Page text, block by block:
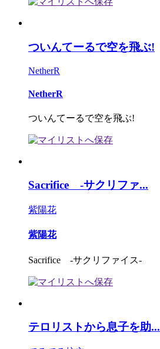
ついんてーるで空を飛ぶ!
NetherR
NetherR
ついんてーるで空を飛ぶ!
Sacrifice -サクリファ...
紫陽花
紫陽花
Sacrifice -サクリファイス-
テロリストから息子を助...